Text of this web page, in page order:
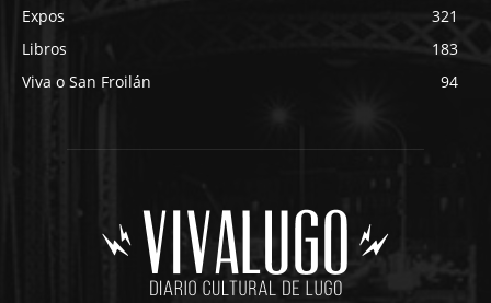
Expos
321
Libros
183
Viva o San Froilán
94